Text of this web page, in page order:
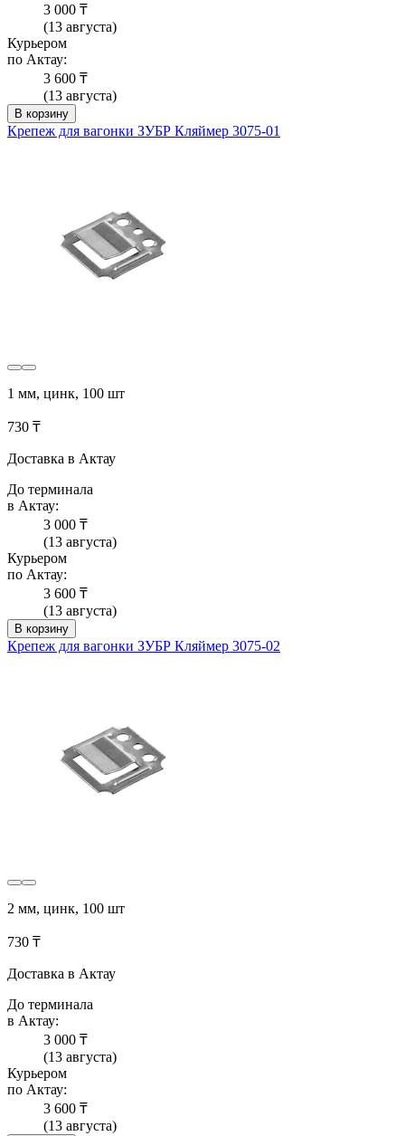
3 000 ₸
(13 августа)
Курьером
по Актау:
3 600 ₸
(13 августа)
В корзину
Крепеж для вагонки ЗУБР Кляймер 3075-01
1 мм, цинк, 100 шт
730 ₸
Доставка в Актау
До терминала
в Актау:
3 000 ₸
(13 августа)
Курьером
по Актау:
3 600 ₸
(13 августа)
В корзину
Крепеж для вагонки ЗУБР Кляймер 3075-02
2 мм, цинк, 100 шт
730 ₸
Доставка в Актау
До терминала
в Актау:
3 000 ₸
(13 августа)
Курьером
по Актау:
3 600 ₸
(13 августа)